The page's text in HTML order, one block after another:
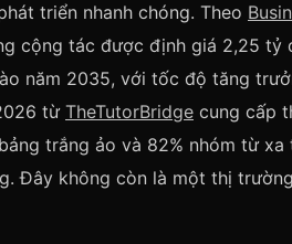
triển nhanh chóng. Theo
cộng tác được định giá 2,25 tỷ
năm 2035, với tốc độ tăng
từ TheTutorBridge cung cấp
trắng ảo và 82% nhóm từ
Đây không còn là một thị